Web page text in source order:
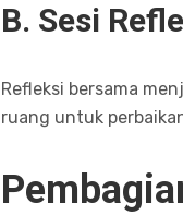
B. Sesi
Refleksi bersama
ruang untuk